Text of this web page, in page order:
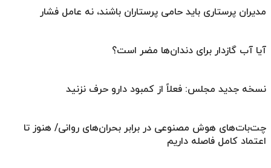
مدیران پرستاری باید حامی پرستاران باشند، نه عامل فشار
آیا آب گازدار برای دندان‌ها مضر است؟
نسخه جدید مجلس: فعلاً از کمبود دارو حرف نزنید
چت‌بات‌های هوش مصنوعی در برابر بحران‌های روانی/ هنوز تا
اعتماد کامل فاصله داریم